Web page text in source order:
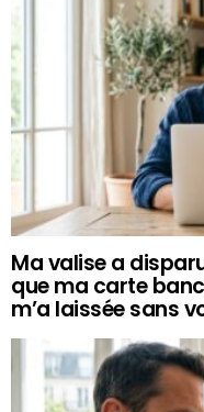
Ma valise a
que ma carte
m’a laissée sans